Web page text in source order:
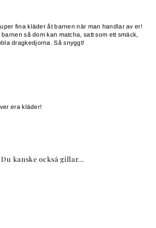
fina kläder åt barnen när man handlar av er!
så dom kan matcha, satt som ett smäck,
dragkedjorna. Så snyggt!
era kläder!
Du kanske också gillar...